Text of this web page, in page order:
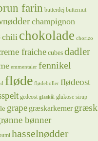
farin butterdej butternut
champignon
chili chokolade chorizo
fraiche cubes dadler
emmentaler fennikel
fløde flødeboller flødeost
gedeost glaskål glukose sirup
grape græskarkerner græsk
bønner
hasselnødder